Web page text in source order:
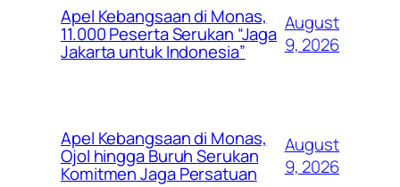
Apel Kebangsaan di Monas,
11.000 Peserta Serukan “Jaga
Jakarta untuk Indonesia”
August
9, 2026
Apel Kebangsaan di Monas,
Ojol hingga Buruh Serukan
Komitmen Jaga Persatuan
August
9, 2026